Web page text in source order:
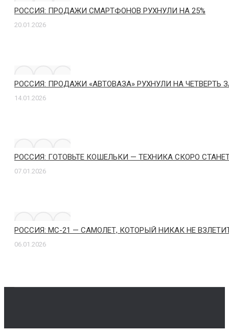
РОССИЯ: ПРОДАЖИ СМАРТФОНОВ РУХНУЛИ НА 25%
20.01.2026
РОССИЯ: ПРОДАЖИ «АВТОВАЗА» РУХНУЛИ НА ЧЕТВЕРТЬ
14.01.2026
РОССИЯ: ГОТОВЬТЕ КОШЕЛЬКИ — ТЕХНИКА СКОРО
07.01.2026
РОССИЯ: МС-21 — САМОЛЕТ, КОТОРЫЙ НИКАК НЕ
06.01.2026